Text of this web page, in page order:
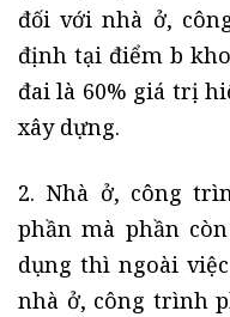
đối với nhà ở,
định tại điểm b
đai là 60% giá trị
xây dựng.
2. Nhà ở, công
phần mà phần
dụng thì ngoài
nhà ở, công trình